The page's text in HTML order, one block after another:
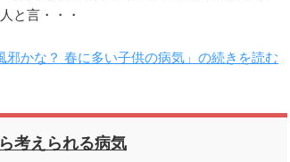
と言・・・
邪かな？ 春に多い子供の病気」の続きを読む
考えられる病気